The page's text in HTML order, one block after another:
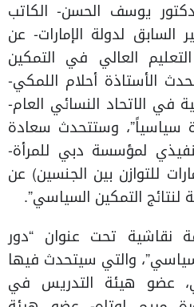
يوسف الحسن- الكاتب
السابق لدولة الإمارات- عن
العالي في التمكين
الأستاذة أحلام اللمكي-
في الاتحاد النسائي العام-
سياسياً”، وستتحدث سعادة
لمؤسسة دبي للمرأة-
للتوازن بين الجنسين) عن
لنتائج التمكين السياسي”.
نقاشية تحت عنوان “دور
والتي سيتحدث فيها
عضو هيئة التدريس في